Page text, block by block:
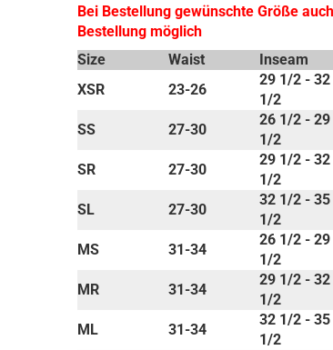
Bei Bestellung gewünschte Größe
Bestellung möglich
Size
Waist
Inseam
XSR
23-26
29 1/2 - 32
1/2
SS
27-30
26 1/2 - 29
1/2
SR
27-30
29 1/2 - 32
1/2
SL
27-30
32 1/2 - 35
1/2
MS
31-34
26 1/2 - 29
1/2
MR
31-34
29 1/2 - 32
1/2
ML
31-34
32 1/2 - 35
1/2